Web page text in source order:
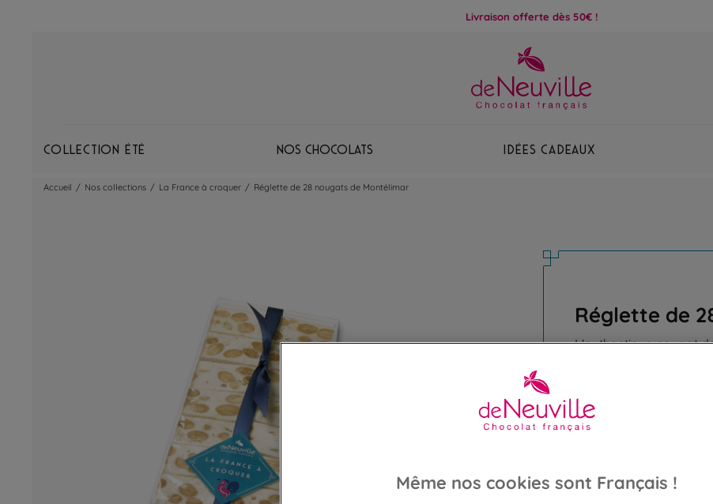
Livraison offerte dès 50€ !
Collection Été Nos chocolats Idées Cadeaux
Accueil / Nos collections / La France à croquer / Réglette de 28 nougats de Montélimar
Réglette de
L'authentique nougat
Poids 280g
Même nos cookies sont Français !